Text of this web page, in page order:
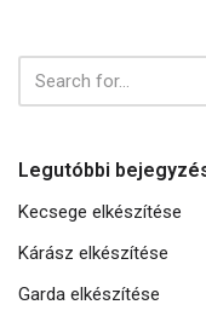
Legutóbbi
Kecsege elkészítése
Kárász elkészítése
Garda elkészítése